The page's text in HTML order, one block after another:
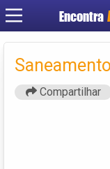
Encontra
Compartilhar